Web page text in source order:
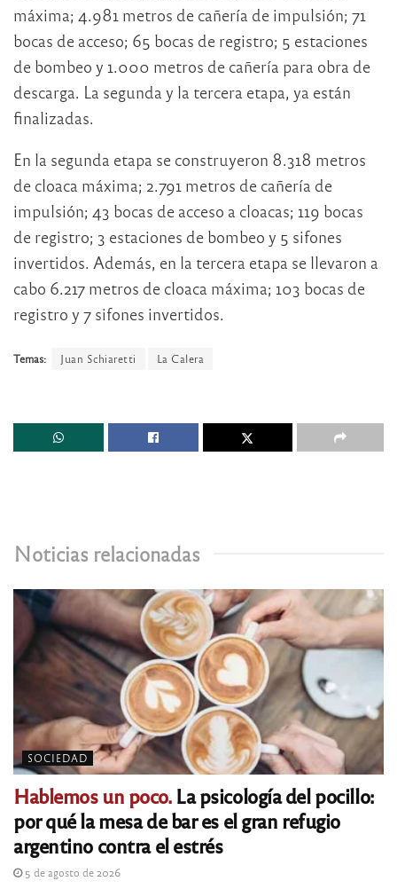
máxima; 4.981 metros de cañería de impulsión; 71
bocas de acceso; 65 bocas de registro; 5 estaciones
de bombeo y 1.000 metros de cañería para obra de
descarga. La segunda y la tercera etapa, ya están
finalizadas.
En la segunda etapa se construyeron 8.318 metros
de cloaca máxima; 2.791 metros de cañería de
impulsión; 43 bocas de acceso a cloacas; 119 bocas
de registro; 3 estaciones de bombeo y 5 sifones
invertidos. Además, en la tercera etapa se llevaron a
cabo 6.217 metros de cloaca máxima; 103 bocas de
registro y 7 sifones invertidos.
Temas: Juan Schiaretti La Calera
Noticias relacionadas
SOCIEDAD
Hablemos un poco.La psicología del pocillo:
por qué la mesa de bar es el gran refugio
argentino contra el estrés
5 de agosto de 2026